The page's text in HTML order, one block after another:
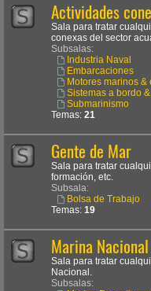
Actividades
Sala para tratar
conexas del sector
Subsalas:
Industria Naval
Embarcaciones
Motores marinos
Sistemas a bordo
Submarinismo
Temas: 21
Gente de Mar
Sala para tratar
formación, etc.
Subsala:
Bolsa de Trabajo
Temas: 19
Marina Nacional
Sala para tratar
Nacional.
Subsalas: